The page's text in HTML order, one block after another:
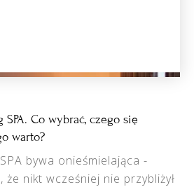
Co wybrać, czego się
warto?
bywa onieśmielająca -
nikt wcześniej nie przybliżył